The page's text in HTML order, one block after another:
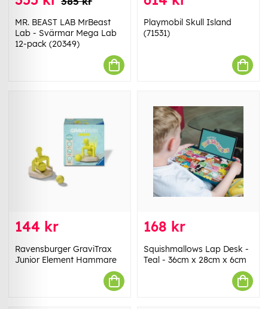
MR. BEAST LAB MrBeast
Lab - Svärmar Mega Lab
12-pack (20349)
Playmobil Skull Island
(71531)
144 kr
Ravensburger GraviTrax
Junior Element Hammare
168 kr
Squishmallows Lap Desk -
Teal - 36cm x 28cm x 6cm